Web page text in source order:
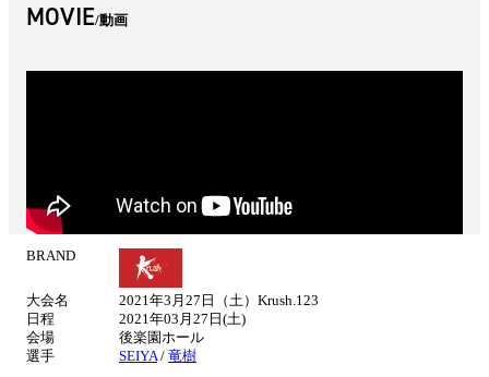
MOVIE 動画
BRAND
大会名
2021年3月27日（土）Krush.123
日程
2021年03月27日(土)
会場
後楽園ホール
選手
SEIYA/ 竜樹